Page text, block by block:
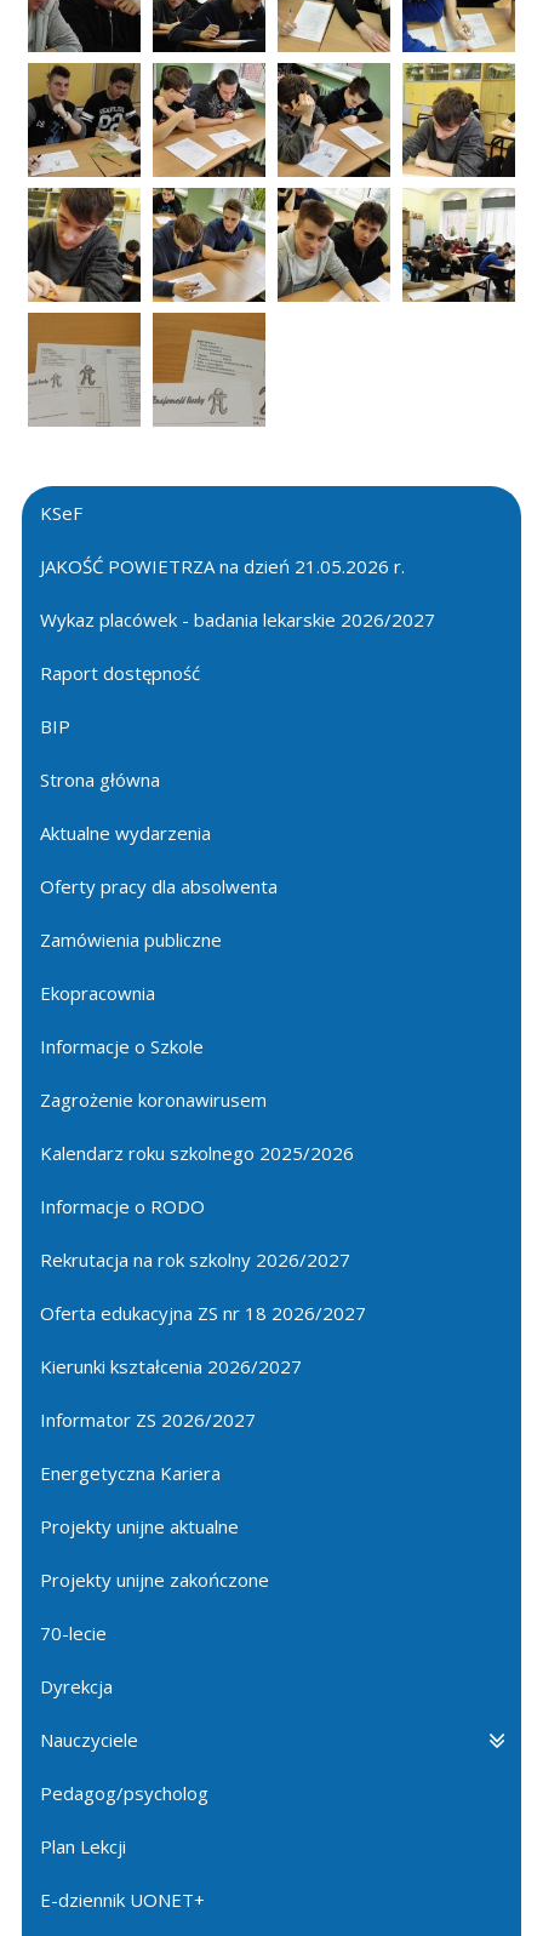
KSeF
JAKOŚĆ POWIETRZA na dzień 21.05.2026 r.
Wykaz placówek - badania lekarskie 2026/2027
Raport dostępność
BIP
Strona główna
Aktualne wydarzenia
Oferty pracy dla absolwenta
Zamówienia publiczne
Ekopracownia
Informacje o Szkole
Zagrożenie koronawirusem
Kalendarz roku szkolnego 2025/2026
Informacje o RODO
Rekrutacja na rok szkolny 2026/2027
Oferta edukacyjna ZS nr 18 2026/2027
Kierunki kształcenia 2026/2027
Informator ZS 2026/2027
Energetyczna Kariera
Projekty unijne aktualne
Projekty unijne zakończone
70-lecie
Dyrekcja
Nauczyciele
Pedagog/psycholog
Plan Lekcji
E-dziennik UONET+